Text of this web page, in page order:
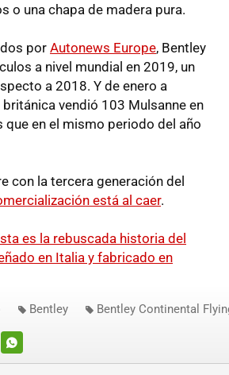
o una chapa de madera pura.
por Autonews Europe, Bentley
a nivel mundial en 2019, un
a 2018. Y de enero a
vendió 103 Mulsanne en
que en el mismo periodo del año
con la tercera generación del
está al caer.
es la rebuscada historia del
en Italia y fabricado en
WHATSAPP
Bentley Bentley Continental